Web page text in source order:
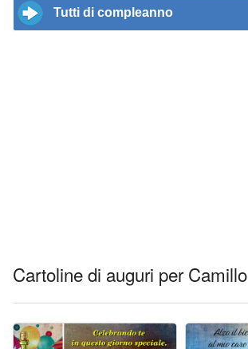
Tutti di compleanno
Cartoline di auguri per Camillo